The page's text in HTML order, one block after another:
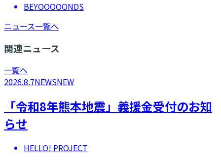
BEYOOOOONDS
ニュース一覧へ
関連ニュース
一覧へ
2026.8.7NEWSNEW
「令和8年熊本地震」義援金受付のお知
らせ
HELLO! PROJECT